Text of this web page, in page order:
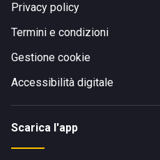
Privacy policy
Termini e condizioni
Gestione cookie
Accessibilità digitale
Scarica l'app